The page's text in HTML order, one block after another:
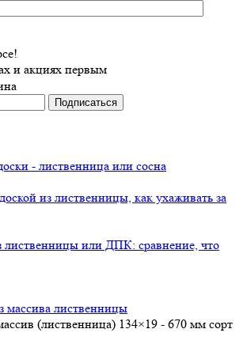
и акциях первым
- лиственница или сосна
из лиственницы, как ухаживать за
лиственницы или ДПК: сравнение, что
массива лиственницы
(лиственница) 134×19 - 670 мм сорт